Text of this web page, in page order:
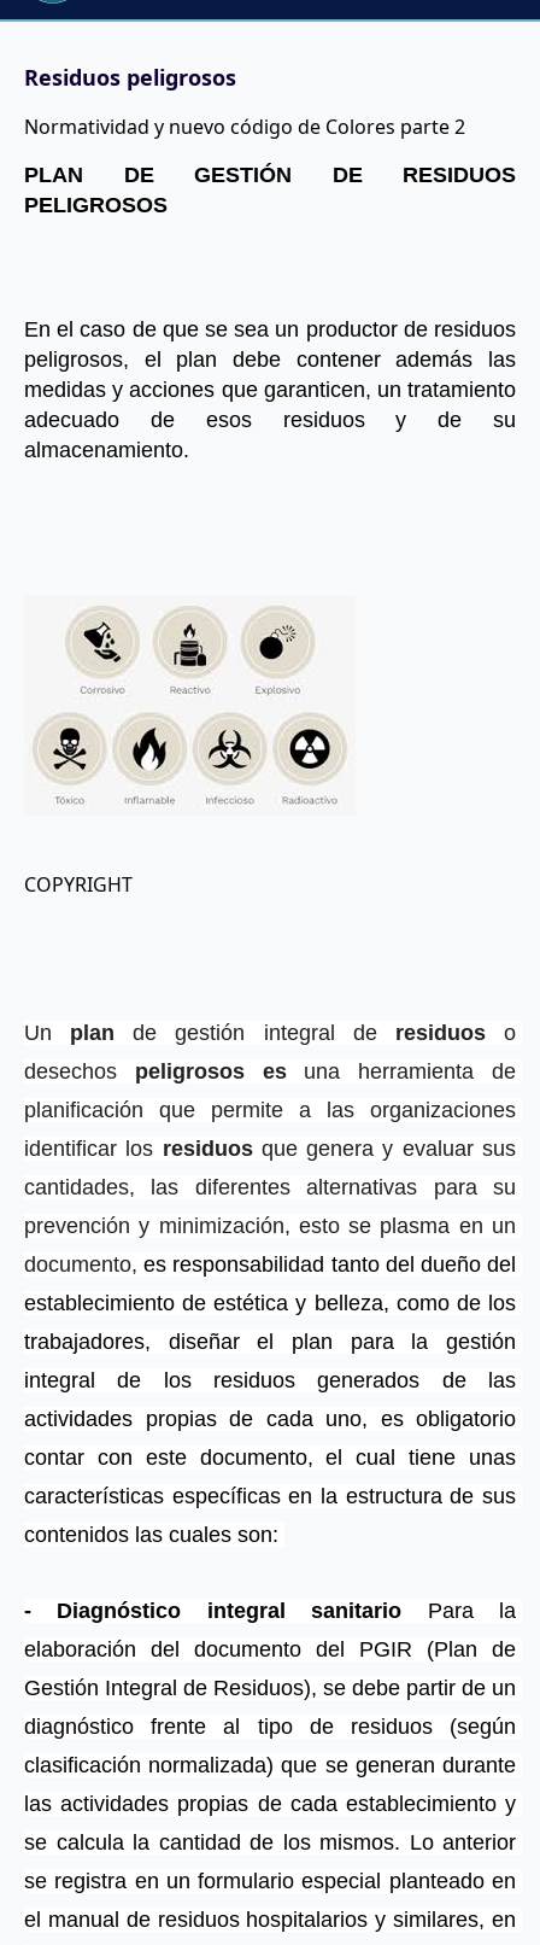
Residuos peligrosos
Normatividad y nuevo código de Colores parte 2
PLAN DE GESTIÓN DE RESIDUOS
PELIGROSOS
En el caso de que se sea un productor de residuos
peligrosos, el plan debe contener además las
medidas y acciones que garanticen, un tratamiento
adecuado de esos residuos y de su
almacenamiento.
COPYRIGHT
Un plan de gestión integral de residuos o
desechos peligrosos es una herramienta de
planificación que permite a las organizaciones
identificar los residuos que genera y evaluar sus
cantidades, las diferentes alternativas para su
prevención y minimización, esto se plasma en un
documento, es responsabilidad tanto del dueño del
establecimiento de estética y belleza, como de los
trabajadores, diseñar el plan para la gestión
integral de los residuos generados de las
actividades propias de cada uno, es obligatorio
contar con este documento, el cual tiene unas
características específicas en la estructura de sus
contenidos las cuales son:
- Diagnóstico integral sanitario Para la
elaboración del documento del PGIR (Plan de
Gestión Integral de Residuos), se debe partir de un
diagnóstico frente al tipo de residuos (según
clasificación normalizada) que se generan durante
las actividades propias de cada establecimiento y
se calcula la cantidad de los mismos. Lo anterior
se registra en un formulario especial planteado en
el manual de residuos hospitalarios y similares, en